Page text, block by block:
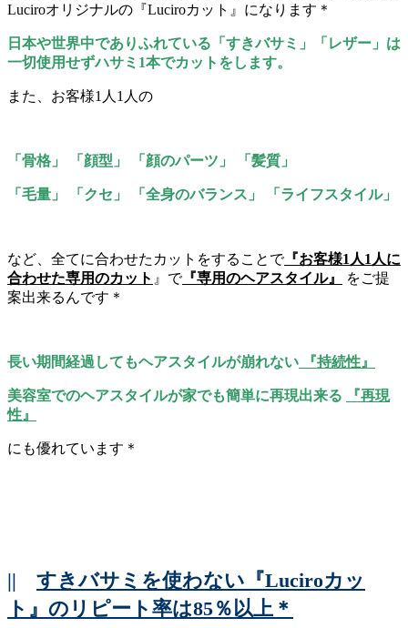
Luciroオリジナルの『Luciroカット』になります＊
日本や世界中でありふれている「すきバサミ」「レザー」は
一切使用せずハサミ1本でカットをします。
また、お客様1人1人の
「骨格」 「顔型」 「顔のパーツ」 「髪質」
「毛量」 「クセ」 「全身のバランス」 「ライフスタイル」
など、全てに合わせたカットをすることで『お客様1人1人に
合わせた専用のカット 』で『専用のヘアスタイル』
をご提
案出来るんです＊
長い期間経過してもヘアスタイルが崩れない 『持続性』
美容室でのヘアスタイルが家でも簡単に再現出来る
『再現
性』
にも優れています＊
|| すきバサミを使わない『Luciroカッ
ト』のリピート率は85％以上＊